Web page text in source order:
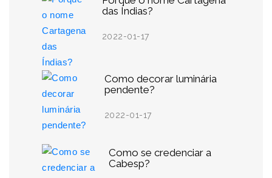
das Índias?
2022-01-17
Como decorar luminária
pendente?
2022-01-17
Como se credenciar a
Cabesp?